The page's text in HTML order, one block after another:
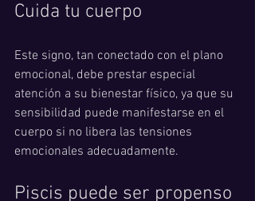
Cuida tu cuerpo
Este signo, tan conectado con el plano
emocional, debe prestar especial
atención a su bienestar físico, ya que su
sensibilidad puede manifestarse en el
cuerpo si no libera las tensiones
emocionales adecuadamente.
Piscis puede ser propenso